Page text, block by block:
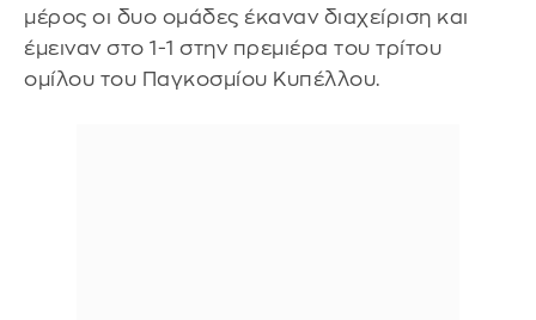
μέρος οι δυο ομάδες έκαναν διαχείριση και
έμειναν στο 1-1 στην πρεμιέρα του τρίτου
ομίλου του Παγκοσμίου Κυπέλλου.